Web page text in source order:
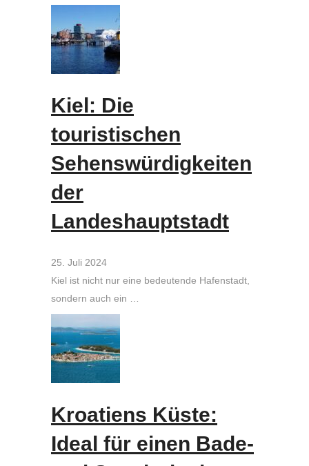
Kiel: Die
touristischen
Sehenswürdigkeiten
der
Landeshauptstadt
25. Juli 2024
Kiel ist nicht nur eine bedeutende Hafenstadt,
sondern auch ein …
Kroatiens Küste:
Ideal für einen Bade-